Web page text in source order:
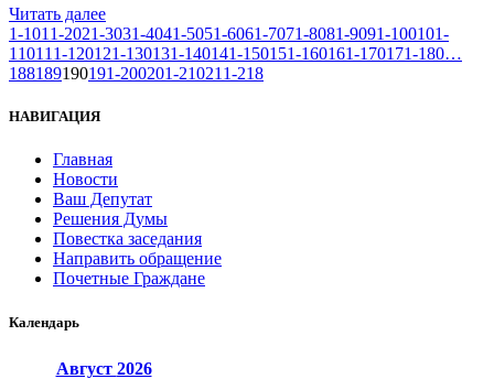
Читать далее
1-1011-2021-3031-4041-5051-6061-7071-8081-9091-100101-
110111-120121-130131-140141-150151-160161-170171-180…
188189190191-200201-210211-218
НАВИГАЦИЯ
Главная
Новости
Ваш Депутат
Решения Думы
Повестка заседания
Направить обращение
Почетные Граждане
Календарь
Август 2026